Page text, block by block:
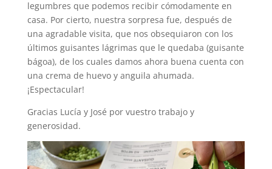
legumbres que podemos recibir cómodamente en
casa. Por cierto, nuestra sorpresa fue, después de
una agradable visita, que nos obsequiaron con los
últimos guisantes lágrimas que le quedaba (guisante
bágoa), de los cuales damos ahora buena cuenta con
una crema de huevo y anguila ahumada.
¡Espectacular!
Gracias Lucía y José por vuestro trabajo y
generosidad.